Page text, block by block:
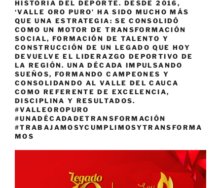
HISTORIA DEL DEPORTE. DESDE 2016,
‘VALLE ORO PURO’ HA SIDO MUCHO MÁS
QUE UNA ESTRATEGIA: SE CONSOLIDÓ
COMO UN MOTOR DE TRANSFORMACIÓN
SOCIAL, FORMACIÓN DE TALENTO Y
CONSTRUCCIÓN DE UN LEGADO QUE HOY
DEVUELVE EL LIDERAZGO DEPORTIVO DE
LA REGIÓN. UNA DÉCADA IMPULSANDO
SUEÑOS, FORMANDO CAMPEONES Y
CONSOLIDANDO AL VALLE DEL CAUCA
COMO REFERENTE DE EXCELENCIA,
DISCIPLINA Y RESULTADOS.
#VALLEOROPURO
#UNADÉCADADETRANSFORMACIÓN
#TRABAJAMOSYCUMPLIMOSYTRANSFORMA
MOS